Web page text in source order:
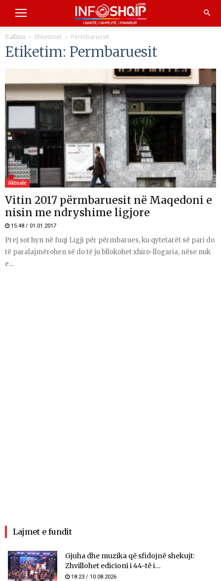
Ballina Etiketimet Permbaruesit
Etiketim: Permbaruesit
Aktuale
Vitin 2017 përmbaruesit në Maqedoni e
nisin me ndryshime ligjore
15:48 / 01.01.2017
Prej sot hyn në fuqi Ligji për përmbarues, ku qytetarët së pari do
të paralajmërohen së do të ju bllokohet xhiro-llogaria, nëse nuk
e...
Lajmet e fundit
Gjuha dhe muzika që sfidojnë shekujt:
Zhvillohet edicioni i 44-të i...
18:23 / 10.08.2026